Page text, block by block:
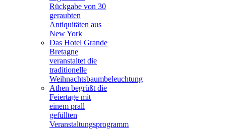
Rückgabe von 30
geraubten
Antiquitäten aus
New York
Das Hotel Grande
Bretagne
veranstaltet die
traditionelle
Weihnachtsbaumbeleuchtung
Athen begrüßt die
Feiertage mit
einem prall
gefüllten
Veranstaltungsprogramm